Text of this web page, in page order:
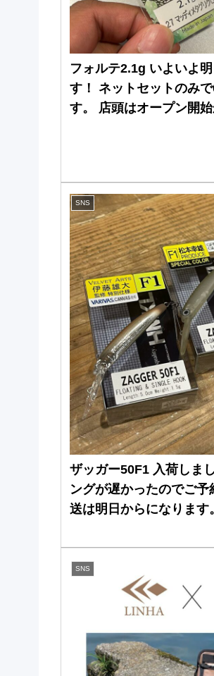
フォルテ2.1g いよいよ
す！ ネットセットのみ
す。 店頭はオープン開始
SNS
ザッガー50F1 入荷しま
ングが遅かったのでご
送は明日からになります。
SNS